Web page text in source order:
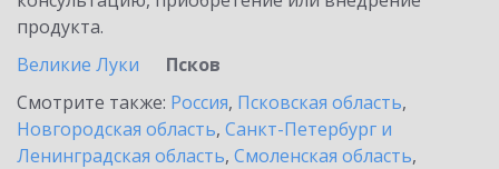
продукта.
Великие Луки
Псков
Смотрите также: Россия, Псковская область,
Новгородская область, Санкт-Петербург и
Ленинградская область, Смоленская область,